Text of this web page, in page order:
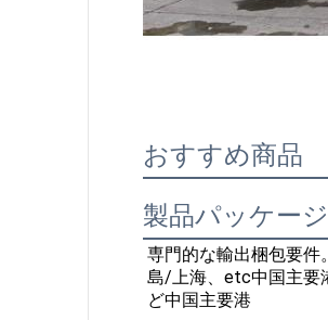
おすすめ商品
製品パッケージ
専門的な輸出梱包要件
島/上海、etc中国主要
ど中国主要港